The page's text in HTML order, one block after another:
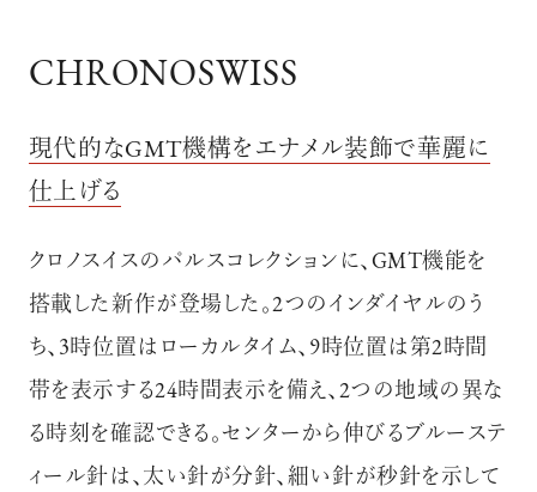
CHRONOSWISS
現代的なGMT機構をエナメル装飾で華麗に
仕上げる
クロノスイスのパルスコレクションに、GMT機能を
搭載した新作が登場した。2つのインダイヤルのう
ち、3時位置はローカルタイム、9時位置は第2時間
帯を表示する24時間表示を備え、2つの地域の異な
る時刻を確認できる。センターから伸びるブルーステ
ィール針は、太い針が分針、細い針が秒針を示して